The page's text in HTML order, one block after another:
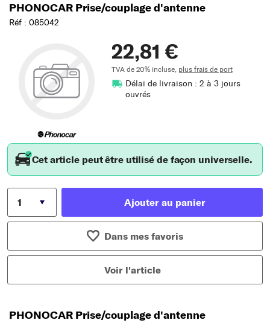
PHONOCAR Prise/couplage d'antenne
Réf : 085042
22,81 €
TVA de 20% incluse, plus frais de port
Délai de livraison : 2 à 3 jours
ouvrés
Cet article peut être utilisé de façon universelle.
Ajouter au panier
Dans mes favoris
Voir l'article
PHONOCAR Prise/couplage d'antenne